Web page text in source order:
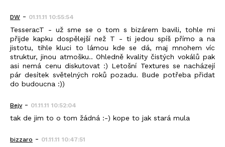
DW - 01.11.11 10:55:54
TesseracT - už sme se o tom s bizárem bavili, tohle mi
přijde kapku dospělejší než T - ti jedou spíš přímo a na
jistotu, tihle kluci to lámou kde se dá, maj mnohem víc
struktur, jinou atmošku.. Ohledně kvality čistých vokálů pak
asi nemá cenu diskutovat :) Letošní Textures se nacházejí
pár desítek světelných roků pozadu. Bude potřeba přidat
do budoucna :))
Bejv- 01.11.11 10:52:04
tak de jim to o tom žádná :-) kope to jak stará mula
bizzaro - 01.11.11 10:47:51